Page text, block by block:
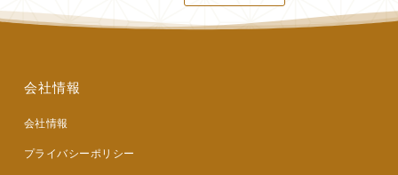
会社情報
会社情報
プライバシーポリシー